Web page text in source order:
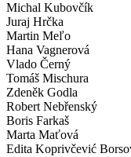
Michal Kubovčík
Juraj Hrčka
Martin Meľo
Hana Vagnerová
Vlado Černý
Tomáš Mischura
Zdeněk Godla
Robert Nebřenský
Boris Farkaš
Marta Maťová
Edita Koprivčević